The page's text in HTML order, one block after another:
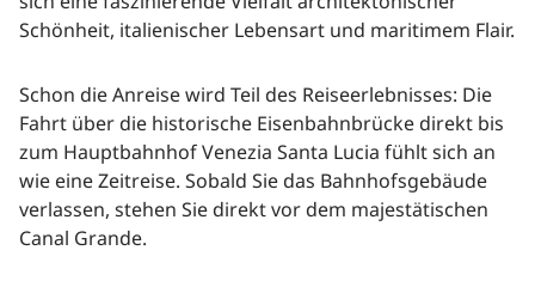
Schönheit, italienischer Lebensart und maritimem Flair.
Schon die Anreise wird Teil des Reiseerlebnisses: Die
Fahrt über die historische Eisenbahnbrücke direkt bis
zum Hauptbahnhof Venezia Santa Lucia fühlt sich an
wie eine Zeitreise. Sobald Sie das Bahnhofsgebäude
verlassen, stehen Sie direkt vor dem majestätischen
Canal Grande.